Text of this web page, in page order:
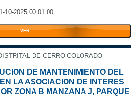
10-2025 00:01:00
VER
DE CERRO COLORADO
DE MANTENIMIENTO DEL
LA ASOCIACION DE INTERES
ZONA B MANZANA J, PARQUE